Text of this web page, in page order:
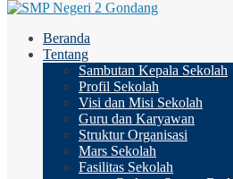
Beranda
Tentang
Sambutan Kepala Sekolah
Profil Sekolah
Visi dan Misi Sekolah
Guru dan Karyawan
Struktur Organisasi
Mars Sekolah
Fasilitas Sekolah